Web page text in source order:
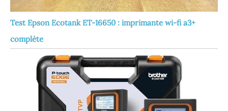
Test Epson Ecotank ET-16650 : imprimante wi-fi a3+
complète